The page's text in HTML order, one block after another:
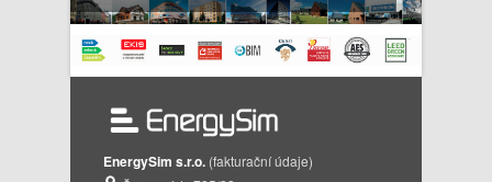
EnergySim s.r.o. (fakturační údaje)